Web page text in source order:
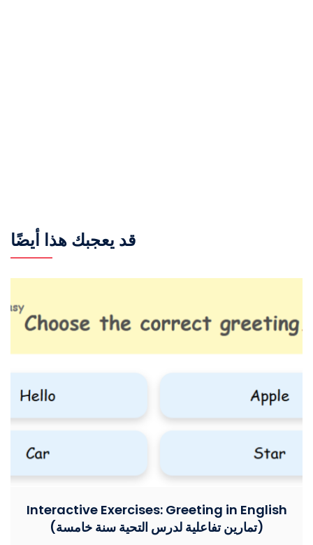
قد يعجبك هذا أيضًا
Interactive Exercises: Greeting in English
(تمارين تفاعلية لدرس التحية سنة خامسة)